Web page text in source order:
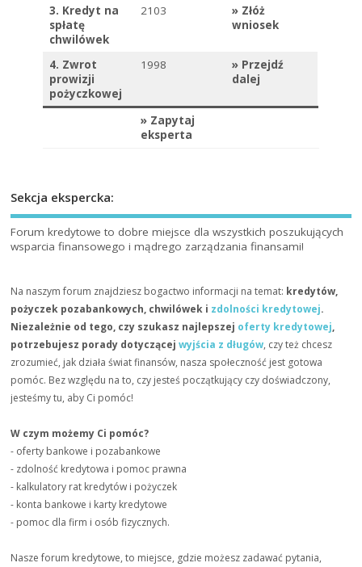
3. Kredyt na
spłatę
chwilówek
2103 » Złóż
wniosek
4. Zwrot
prowizji
pożyczkowej
1998 » Przejdź
dalej
» Zapytaj
eksperta
Sekcja ekspercka:
Forum kredytowe to dobre miejsce dla wszystkich poszukujących
wsparcia finansowego i mądrego zarządzania finansami!
Na naszym forum znajdziesz bogactwo informacji na temat: kredytów,
pożyczek pozabankowych, chwilówek i zdolności kredytowej.
Niezależnie od tego, czy szukasz najlepszej oferty kredytowej,
potrzebujesz porady dotyczącejwyjścia z długów, czy też chcesz
zrozumieć, jak działa świat finansów, nasza społeczność jest gotowa
pomóc. Bez względu na to, czy jesteś początkujący czy doświadczony,
jesteśmy tu, aby Ci pomóc!
W czym możemy Ci pomóc?
- oferty bankowe i pozabankowe
- zdolność kredytowa i pomoc prawna
- kalkulatory rat kredytów i pożyczek
- konta bankowe i karty kredytowe
- pomoc dla firm i osób fizycznych.
Nasze forum kredytowe, to miejsce, gdzie możesz zadawać pytania,